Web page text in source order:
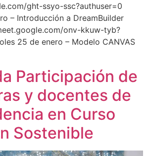
ght-ssyo-ssc?authuser=0
– Introducción a DreamBuilder
onv-kkuw-tyb?
25 de enero – Modelo CANVAS
Participación de
y docentes de
en Curso
Sostenible